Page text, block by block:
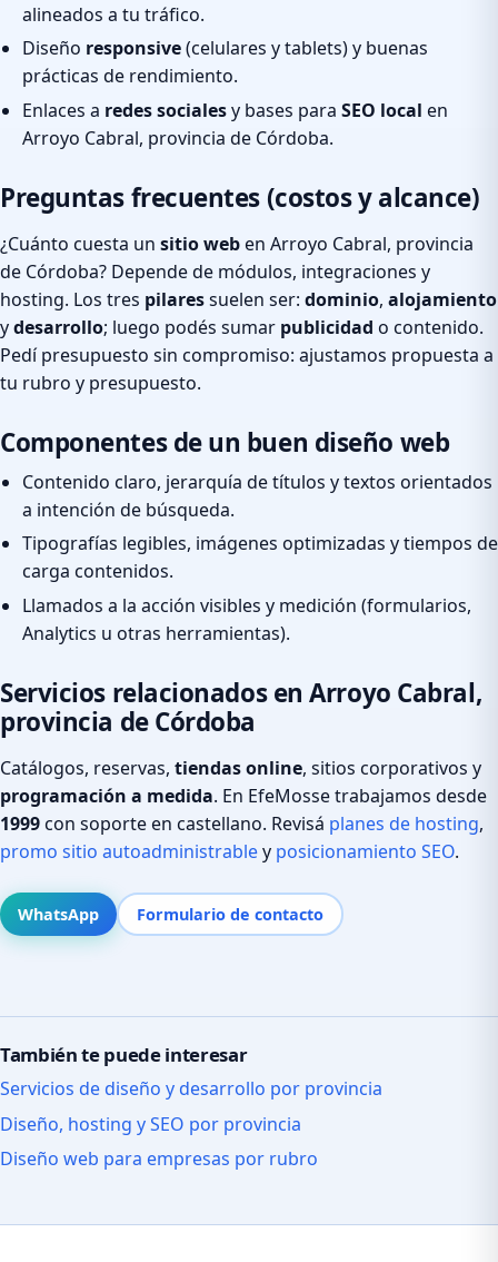
alineados a tu tráfico.
Diseño responsive(celulares y tablets) y buenas
prácticas de rendimiento.
Enlaces a redes socialesy bases para SEO local en
Arroyo Cabral, provincia de Córdoba.
Preguntas frecuentes (costos y alcance)
¿Cuánto cuesta un sitio weben Arroyo Cabral, provincia
de Córdoba? Depende de módulos, integraciones y
hosting. Los tres pilaressuelen ser: dominio, alojamiento
ydesarrollo; luego podés sumar publicidad o contenido.
Pedí presupuesto sin compromiso: ajustamos propuesta a
tu rubro y presupuesto.
Componentes de un buen diseño web
Contenido claro, jerarquía de títulos y textos orientados
a intención de búsqueda.
Tipografías legibles, imágenes optimizadas y tiempos de
carga contenidos.
Llamados a la acción visibles y medición (formularios,
Analytics u otras herramientas).
Servicios relacionados en Arroyo Cabral,
provincia de Córdoba
Catálogos, reservas, tiendas online, sitios corporativos y
programación a medida. En EfeMosse trabajamos desde
1999con soporte en castellano. Revisá planes de hosting,
promo sitio autoadministrabley posicionamiento SEO.
WhatsApp Formulario de contacto
También te puede interesar
Servicios de diseño y desarrollo por provincia
Diseño, hosting y SEO por provincia
Diseño web para empresas por rubro